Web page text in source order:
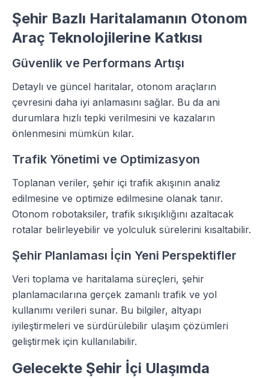
Şehir Bazlı Haritalamanın Otonom
Araç Teknolojilerine Katkısı
Güvenlik ve Performans Artışı
Detaylı ve güncel haritalar, otonom araçların
çevresini daha iyi anlamasını sağlar. Bu da ani
durumlara hızlı tepki verilmesini ve kazaların
önlenmesini mümkün kılar.
Trafik Yönetimi ve Optimizasyon
Toplanan veriler, şehir içi trafik akışının analiz
edilmesine ve optimize edilmesine olanak tanır.
Otonom robotaksiler, trafik sıkışıklığını azaltacak
rotalar belirleyebilir ve yolculuk sürelerini kısaltabilir.
Şehir Planlaması İçin Yeni Perspektifler
Veri toplama ve haritalama süreçleri, şehir
planlamacılarına gerçek zamanlı trafik ve yol
kullanımı verileri sunar. Bu bilgiler, altyapı
iyileştirmeleri ve sürdürülebilir ulaşım çözümleri
geliştirmek için kullanılabilir.
Gelecekte Şehir İçi Ulaşımda